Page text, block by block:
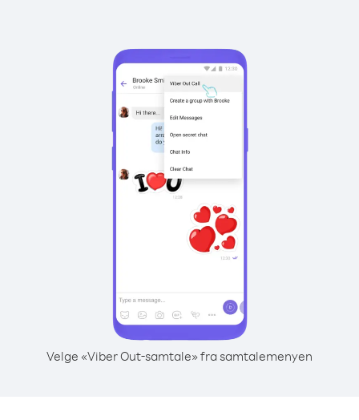
Velge «Viber Out-samtale» fra samtalemenyen